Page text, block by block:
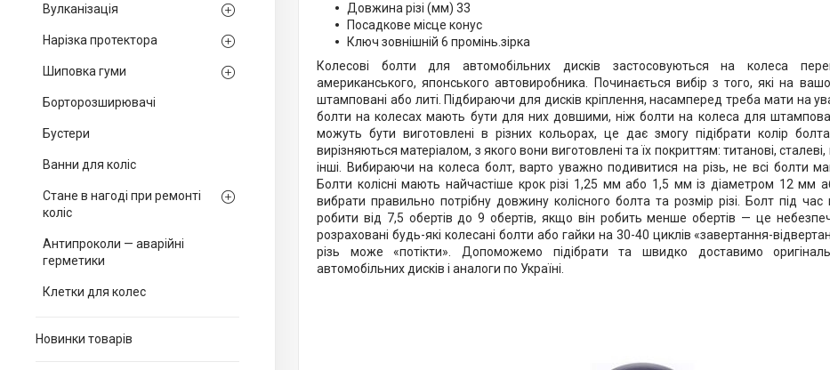
Вулканізація
Нарізка протектора
Шиповка гуми
Борторозширювачі
Бустери
Ванни для коліс
Стане в нагоді при ремонті
коліс
Антипроколи — аварійні
герметики
Клетки для колес
Новинки товарів
Довжина різі (мм) 33
Посадкове місце конус
Ключ зовнішній 6 промінь.зірка
Колесові болти для автомобільних дисків застосовуються на колеса
американського, японського автовиробника. Починається вибір з того, які на
штамповані або литі. Підбираючи для дисків кріплення, насамперед треба мати на
болти на колесах мають бути для них довшими, ніж болти на колеса для
можуть бути виготовлені в різних кольорах, це дає змогу підібрати колір
вирізняються матеріалом, з якого вони виготовлені та їх покриттям: титанові, сталеві,
інші. Вибираючи на колеса болт, варто уважно подивитися на різь, не всі болти
Болти колісні мають найчастіше крок різі 1,25 мм або 1,5 мм із діаметром 12 мм
вибрати правильно потрібну довжину колісного болта та розмір різі. Болт під
робити від 7,5 обертів до 9 обертів, якщо він робить менше обертів — це
розраховані будь-які колесані болти або гайки на 30-40 циклів «завертання-
різь може «потікти». Допоможемо підібрати та швидко доставимо
автомобільних дисків і аналоги по Україні.